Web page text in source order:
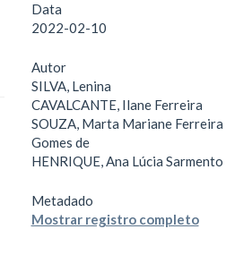
Data
2022-02-10
Autor
SILVA, Lenina
CAVALCANTE, Ilane Ferreira
SOUZA, Marta Mariane Ferreira
Gomes de
HENRIQUE, Ana Lúcia Sarmento
Metadado
Mostrar registro completo